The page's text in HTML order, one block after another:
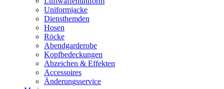
Uniformjacke
Diensthemden
Hosen
Röcke
Abendgarderobe
Kopfbedeckungen
Abzeichen & Effekten
Accessoires
Änderungsservice